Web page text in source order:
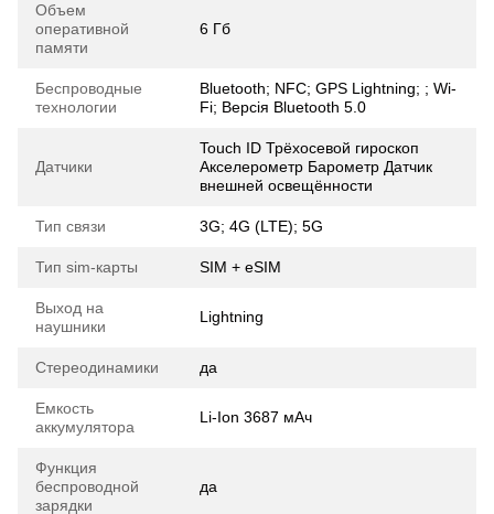
Объем
оперативной
памяти
6 Гб
Беспроводные
технологии
Bluetooth; NFC; GPS Lightning; ; Wi-
Fi; Версія Bluetooth 5.0
Датчики
Touch ID Трёхосевой гироскоп
Акселерометр Барометр Датчик
внешней освещённости
Тип связи 3G; 4G (LTE); 5G
Тип sim-карты SIM + eSIM
Выход на
наушники
Lightning
Стереодинамики да
Емкость
аккумулятора
Li-Ion 3687 мАч
Функция
беспроводной
зарядки
да